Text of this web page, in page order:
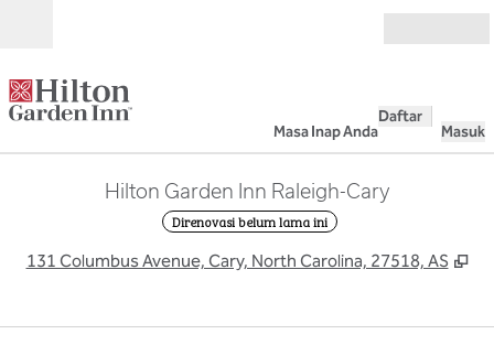
Masa Inap Anda
Daftar
Masuk
Hilton Garden Inn Raleigh-Cary
Direnovasi belum lama ini
131 Columbus Avenue, Cary, North Carolina, 27518, AS ,